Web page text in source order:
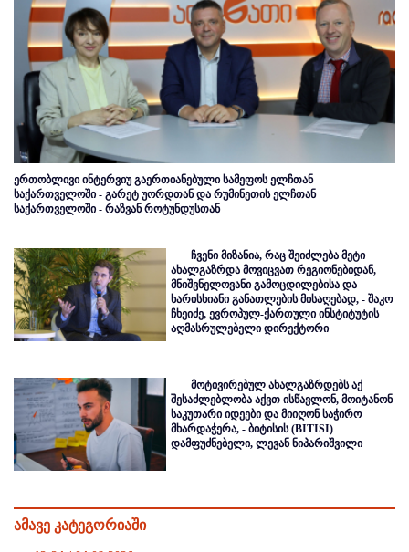
ერთობლივი ინტერვიუ გაერთიანებული სამეფოს ელჩთან
საქართველოში - გარეტ უორდთან და რუმინეთის ელჩთან
საქართველოში - რაზვან როტუნდუსთან
ჩვენი მიზანია, რაც შეიძლება მეტი
ახალგაზრდა მოვიცვათ რეგიონებიდან,
მნიშვნელოვანი გამოცდილებისა და
ხარისხიანი განათლების მისაღებად, - შაკო
ჩხეიძე, ევროპულ-ქართული ინსტიტუტის
აღმასრულებელი დირექტორი
მოტივირებულ ახალგაზრდებს აქ
შესაძლებლობა აქვთ ისწავლონ, მოიტანონ
საკუთარი იდეები და მიიღონ საჭირო
მხარდაჭერა, - ბიტისის (BITISI)
დამფუძნებელი, ლევან ნიპარიშვილი
ამავე კატეგორიაში